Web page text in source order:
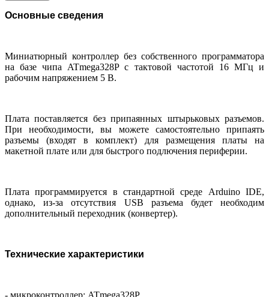
Основные сведения
Миниатюрный контроллер без собственного программатора
на базе чипа ATmega328P с тактовой частотой 16 МГц и
рабочим напряжением 5 В.
Плата поставляется без припаянных штырьковых разъемов.
При необходимости, вы можете самостоятельно припаять
разъемы (входят в комплект) для размещения платы на
макетной плате или для быстрого подлючения периферии.
Плата программируется в стандартной среде Arduino IDE,
однако, из-за отсутствия USB разъема будет необходим
дополнительный переходник (конвертер).
Технические характеристики
- микроконтроллер: ATmega328P